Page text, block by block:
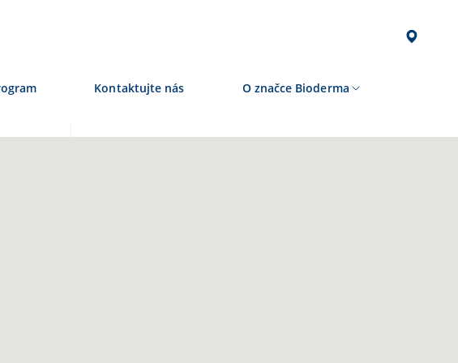
Kontaktujte nás O značce Bioderma